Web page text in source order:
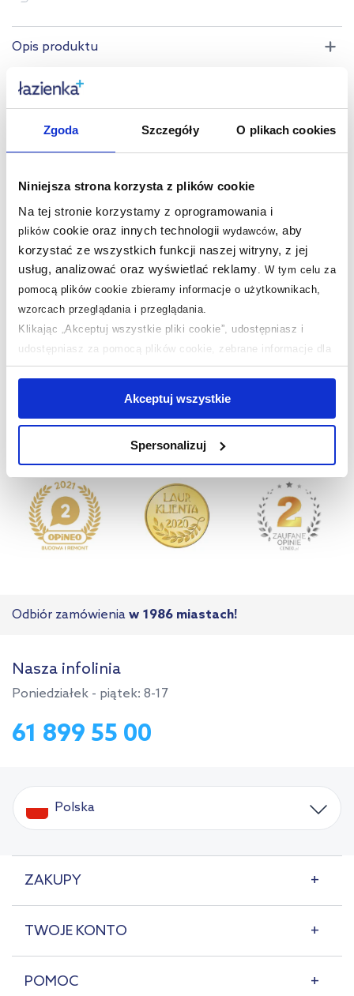
Zgoda Szczegóły O plikach cookies
Niniejsza strona korzysta z plików cookie
Na tej stronie korzystamy z oprogramowania i
plikówcookie oraz innych technologii wydawców, aby
korzystać ze wszystkich funkcji naszej witryny, z jej
usług, analizować oraz wyświetlać reklamy
W tym celu za
pomocą plików cookie zbieramy informacje o użytkownikach,
wzorcach przeglądania i przeglądania.
Klikając „Akceptuj wszystkie pliki cookie”, udostępniasz i
udostępniasz za pomocą plików cookie, zebrane informacje dla
użytkowników zewnętrznych, a także nasi partnerzy reklamowi.
jednak, że zablokowane niektóre pliki cookie mogą mieć wpływ
na sposób dostarczania treści niedostosowanych do potrzeb
Aby uzyskać więcej informacji na temat plików plików cookie,
kliknij „Ustawienia plików cookie”.Jeśli chcesz uzyskać więcej
informacji na temat plików cookie i tego, dlaczego ich przepisy,
przejdź do zakładek „Informacje o plikach cookie”.
Akceptuj wszystkie
Spersonalizuj
Opis produktu
Dane techniczne
Warto dokupić:
Pytania i odpowiedzi
Nasze nagrody
Sklep z wyposażeniem łazienek nr 1 w Polsce!
Odbiór zamówienia w 1986 miastach!
Nasza infolinia
Poniedziałek - piątek: 8-17
61 899 55 00
Polska
ZAKUPY
TWOJE KONTO
POMOC